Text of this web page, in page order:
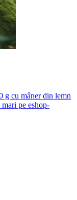
g cu mâner din lemn
pe eshop-